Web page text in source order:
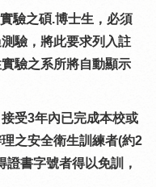
驗之碩.博士生，必須
驗，將此要求列入註
驗之系所將自動顯示
受3年內已完成本校或
之安全衛生訓練者(約2
證書字號者得以免訓，